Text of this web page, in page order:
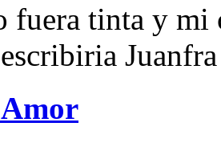
fuera tinta y mi
Amor